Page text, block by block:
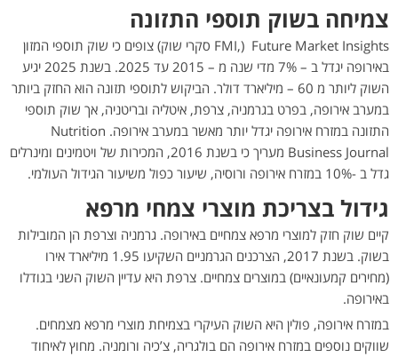
צמיחה בשוק תוספי התזונה
Future Market Insights (,FMI סקרי שוק) צופים כי שוק תוספי המזון
באירופה יגדל ב – 7% מדי שנה מ – 2015 עד 2025. בשנת 2025 יגיע
השוק ליותר מ 60 – מיליארד דולר. הביקוש לתוספי תזונה הוא החזק ביותר
במערב אירופה, בפרט בגרמניה, צרפת, איטליה ובריטניה, אך שוק תוספי
התזונה במזרח אירופה יגדל יותר מאשר במערב אירופה. Nutrition
Business Journal מעריך כי בשנת 2016, המכירות של ויטמינים ומינרלים
גדל ב -10% במזרח אירופה ורוסיה, שיעור כפול משיעור הגידול העולמי.
גידול בצריכת מוצרי צמחי מרפא
קיים שוק חזק למוצרי מרפא צמחיים באירופה. גרמניה וצרפת הן המובילות
בשוק. בשנת 2017, הצרכנים הגרמניים השקיעו 1.95 מיליארד אירו
(מחירים קמעונאיים) במוצרים צמחיים. צרפת היא עדיין השוק השני בגודלו
באירופה.
במזרח אירופה, פולין היא השוק העיקרי בצמיחת מוצרי מרפא מצמחים.
שווקים נוספים במזרח אירופה הם בולגריה, צ’כיה ורומניה. מחוץ לאיחוד